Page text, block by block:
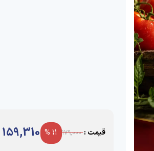
قیمت : 179,000
11 %
159,310